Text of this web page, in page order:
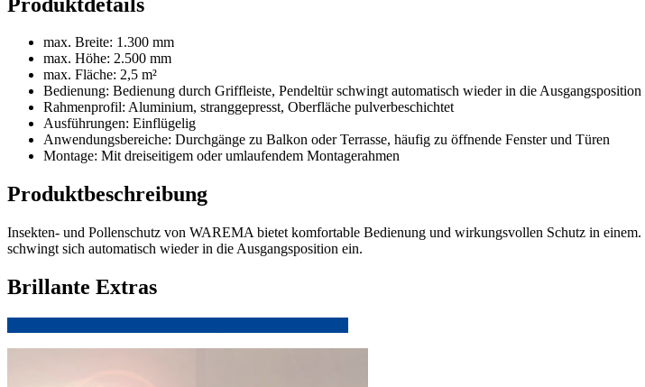
max. Breite: 1.300 mm
max. Höhe: 2.500 mm
max. Fläche: 2,5 m²
Bedienung: Bedienung durch Griffleiste, Pendeltür schwingt automatisch wieder in die Ausgangsposition
Rahmenprofil: Aluminium, stranggepresst, Oberfläche pulverbeschichtet
Ausführungen: Einflügelig
Anwendungsbereiche: Durchgänge zu Balkon oder Terrasse, häufig zu öffnende Fenster und Türen
Montage: Mit dreiseitigem oder umlaufendem Montagerahmen
Produktbeschreibung
Insekten- und Pollenschutz von WAREMA bietet komfortable Bedienung und wirkungsvollen Schutz in
schwingt sich automatisch wieder in die Ausgangsposition ein.
Brillante Extras